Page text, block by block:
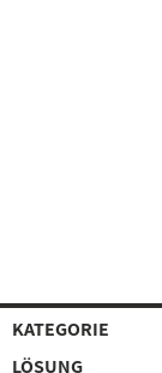
KATEGORIE
LÖSUNG